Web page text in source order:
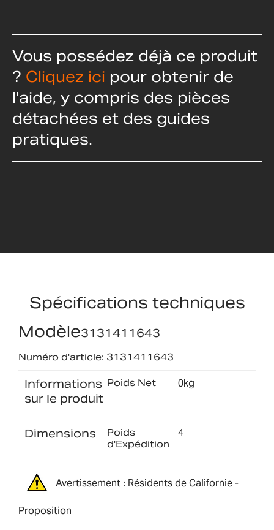
Vous possédez déjà ce produit
? Cliquez ici pour obtenir de
l'aide, y compris des pièces
détachées et des guides
pratiques.
Spécifications techniques
Modèle3131411643
Numéro d'article: 3131411643
Informations
sur le produit
Poids Net 0kg
Dimensions
Poids
d'Expédition
4
Avertissement : Résidents de Californie -
Proposition